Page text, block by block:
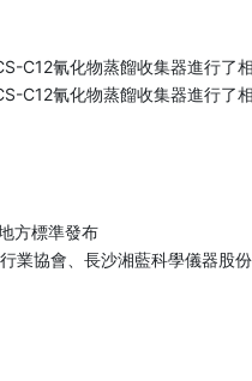
C12氰化物蒸餾收集器進行了
C12氰化物蒸餾收集器進行了
方標準發布
業協會、長沙湘藍科學儀器